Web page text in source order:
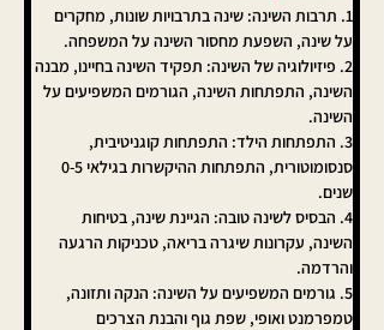
1. תרבות השינה: שינה בתרבויות שונות, מחקרים
על שינה, השפעת מחסור השינה על המשפחה.
2. פיזיולוגיה של השינה: תפקיד השינה בחיינו, מבנה
השינה, התפתחות השינה, הגורמים המשפיעים על
השינה.
3. התפתחות הילד: התפתחות קוגניטיבית,
שנים.
4. הבסיס לשינה טובה: הגיינת שינה, בטיחות
השינה, עקרונות שיגרה בריאה, טכניקות הרגעה
והרדמה.
5. גורמים המשפיעים על השינה: הנקה ותזונה,
טמפרמנט ואופי, שפת גוף והבנת הצרכים